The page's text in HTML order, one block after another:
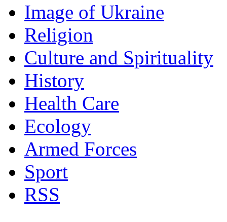
Image of Ukraine
Religion
Culture and Spirituality
History
Health Care
Ecology
Armed Forces
Sport
RSS